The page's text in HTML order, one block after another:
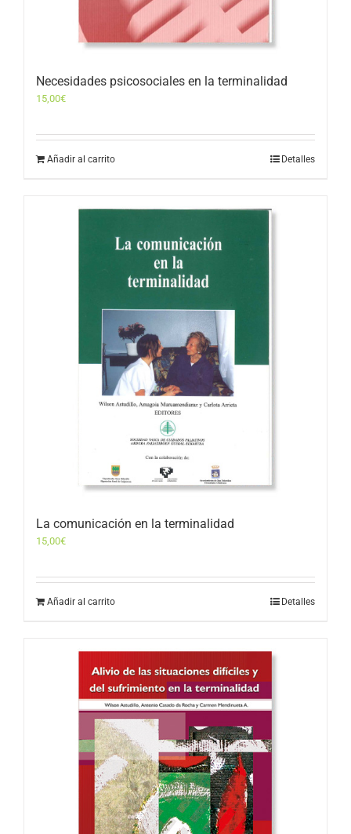
Necesidades psicosociales en la terminalidad
15,00€
Añadir al carrito Detalles
La comunicación en la terminalidad
15,00€
Añadir al carrito Detalles